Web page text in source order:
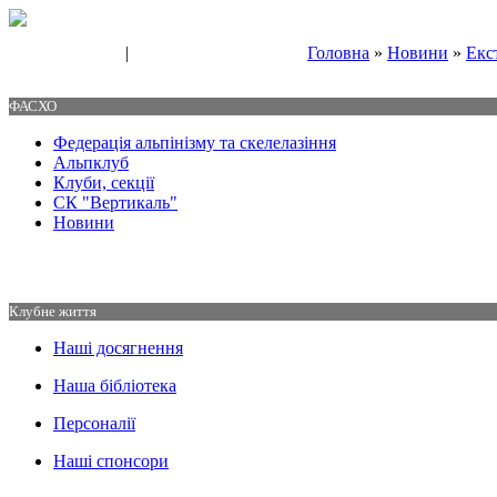
| Головна » Новини »
ФАСХО
Федерація альпінізму та скелелазіння
Альпклуб
Клуби, секції
СК "Вертикаль"
Новини
Клубне життя
Наші досягнення
Наша бібліотека
Персоналії
Наші спонсори